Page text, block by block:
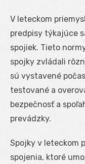
V leteckom
predpisy týkajúce
spojiek. Tieto
spojky zvládali
sú vystavené
testované a
bezpečnosť a
prevádzky.
Spojky v leteckom
spojenia, ktoré